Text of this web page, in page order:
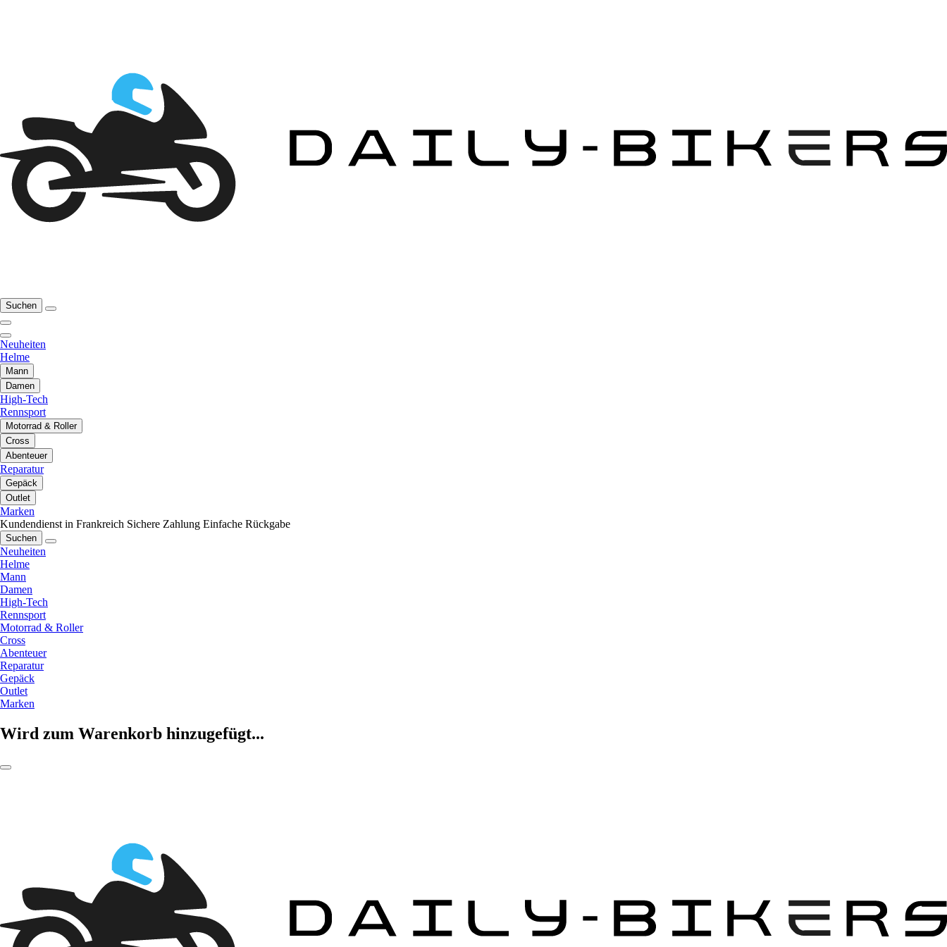
Suchen
Neuheiten
Helme
Mann
Damen
High-Tech
Rennsport
Motorrad & Roller
Cross
Abenteuer
Reparatur
Gepäck
Outlet
Marken
Kundendienst in Frankreich Sichere Zahlung Einfache Rückgabe
Suchen
Neuheiten
Helme
Mann
Damen
High-Tech
Rennsport
Motorrad & Roller
Cross
Abenteuer
Reparatur
Gepäck
Outlet
Marken
Wird zum Warenkorb hinzugefügt...